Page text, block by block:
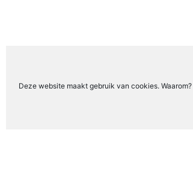
Deze website maakt gebruik van cookies. Waarom?